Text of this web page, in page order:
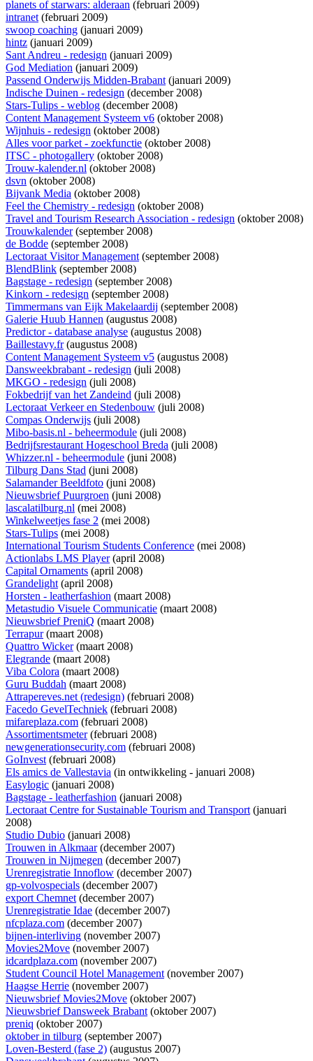
planets of starwars: alderaan (februari 2009)
intranet(februari 2009)
swoop coaching (januari 2009)
hintz (januari 2009)
Sant Andreu - redesign (januari 2009)
God Mediation (januari 2009)
Passend Onderwijs Midden-Brabant(januari 2009)
Indische Duinen - redesign (december 2008)
Stars-Tulips - weblog (december 2008)
Content Management Systeem v6 (oktober 2008)
Wijnhuis - redesign (oktober 2008)
Alles voor parket - zoekfunctie (oktober 2008)
ITSC - photogallery (oktober 2008)
Trouw-kalender.nl (oktober 2008)
dsvn (oktober 2008)
Bijvank Media (oktober 2008)
Feel the Chemistry - redesign (oktober 2008)
Travel and Tourism Research Association - redesign (oktober 2008)
Trouwkalender(september 2008)
de Bodde (september 2008)
Lectoraat Visitor Management(september 2008)
BlendBlink (september 2008)
Bagstage - redesign (september 2008)
Kinkorn - redesign (september 2008)
Timmermans van Eijk Makelaardij (september 2008)
Galerie Huub Hannen (augustus 2008)
Predictor - database analyse (augustus 2008)
Baillestavy.fr(augustus 2008)
Content Management Systeem v5 (augustus 2008)
Dansweekbrabant - redesign (juli 2008)
MKGO - redesign (juli 2008)
Fokbedrijf van het Zandeind (juli 2008)
Lectoraat Verkeer en Stedenbouw (juli 2008)
Compas Onderwijs (juli 2008)
Mibo-basis.nl - beheermodule (juli 2008)
Bedrijfsrestaurant Hogeschool Breda (juli 2008)
Whizzer.nl - beheermodule (juni 2008)
Tilburg Dans Stad (juni 2008)
Salamander Beeldfoto (juni 2008)
Nieuwsbrief Puurgroen (juni 2008)
lascalatilburg.nl (mei 2008)
Winkelweetjes fase 2 (mei 2008)
Stars-Tulips (mei 2008)
International Tourism Students Conference (mei 2008)
Actionlabs LMS Player(april 2008)
Capital Ornaments (april 2008)
Grandelight(april 2008)
Horsten - leatherfashion (maart 2008)
Metastudio Visuele Communicatie (maart 2008)
Nieuwsbrief PreniQ (maart 2008)
Terrapur(maart 2008)
Quattro Wicker(maart 2008)
Elegrande (maart 2008)
Viba Colora (maart 2008)
Guru Buddah (maart 2008)
Attrapereves.net (redesign) (februari 2008)
Facedo GevelTechniek (februari 2008)
mifareplaza.com (februari 2008)
Assortimentsmeter(februari 2008)
newgenerationsecurity.com (februari 2008)
GoInvest(februari 2008)
Els amics de Vallestavia (in ontwikkeling - januari 2008)
Easylogic (januari 2008)
Bagstage - leatherfashion (januari 2008)
Lectoraat Centre for Sustainable Tourism and Transport(januari
2008)
Studio Dubio (januari 2008)
Trouwen in Alkmaar(december 2007)
Trouwen in Nijmegen (december 2007)
Urenregistratie Innoflow (december 2007)
gp-volvospecials (december 2007)
export Chemnet(december 2007)
Urenregistratie Idae (december 2007)
nfcplaza.com (december 2007)
bijnen-interliving (november 2007)
Movies2Move (november 2007)
idcardplaza.com (november 2007)
Student Council Hotel Management(november 2007)
Haagse Herrie (november 2007)
Nieuwsbrief Movies2Move (oktober 2007)
Nieuwsbrief Dansweek Brabant(oktober 2007)
preniq (oktober 2007)
oktober in tilburg (september 2007)
Loven-Besterd (fase 2) (augustus 2007)